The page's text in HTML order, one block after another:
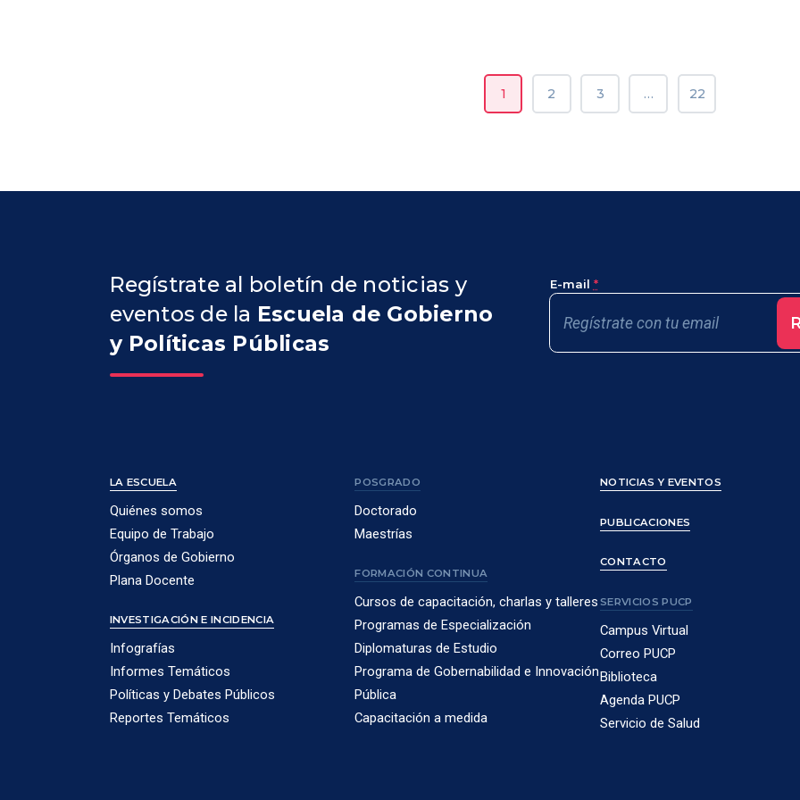
1 2 3 … 22
Regístrate al boletín de noticias y
eventos de la Escuela de Gobierno
y Políticas Públicas
E-mail *
LA ESCUELA
Quiénes somos
Equipo de Trabajo
Órganos de Gobierno
Plana Docente
INVESTIGACIÓN E INCIDENCIA
Infografías
Informes Temáticos
Políticas y Debates Públicos
Reportes Temáticos
POSGRADO
Doctorado
Maestrías
FORMACIÓN CONTINUA
Cursos de capacitación, charlas y talleres
Programas de Especialización
Diplomaturas de Estudio
Programa de Gobernabilidad e Innovación
Pública
Capacitación a medida
NOTICIAS Y EVENTOS
PUBLICACIONES
CONTACTO
SERVICIOS PUCP
Campus Virtual
Correo PUCP
Biblioteca
Agenda PUCP
Servicio de Salud